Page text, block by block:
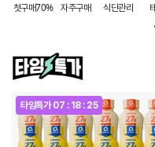
첫구매70% 자주구매 식단관리
타임특가 07 : 18 : 21